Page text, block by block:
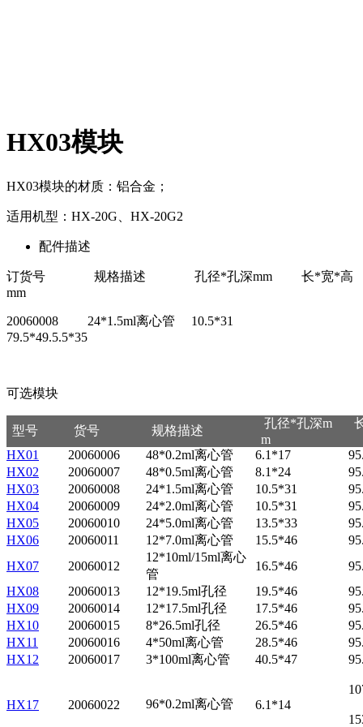
HX03模块
HX03模块的材质：铝合金；
适用机型：HX-20G、HX-20G2
配件描述
订货号 规格描述 孔径*孔深mm 长*宽*高
mm
20060008 24*1.5ml离心管 10.5*31
79.5*49.5.5*35
可选模块
型号 货号 规格描述
孔径*孔深m
m
HX01 20060006 48*0.2ml离心管 6.1*17
HX02
20060007 48*0.5ml离心管 8.1*24
HX03
20060008 24*1.5ml离心管 10.5*31
HX04
20060009 24*2.0ml离心管 10.5*31
HX05
20060010 24*5.0ml离心管 13.5*33
HX06
20060011 12*7.0ml离心管 15.5*46
HX07
20060012
12*10ml/15ml离心
管
16.5*46
HX08
20060013 12*19.5ml孔径 19.5*46
HX09
20060014 12*17.5ml孔径 17.5*46
HX10
20060015 8*26.5ml孔径 26.5*46
HX11
20060016 4*50ml离心管 28.5*46
HX12
20060017 3*100ml离心管 40.5*47
HX17 20060022 96*0.2ml离心管 6.1*14